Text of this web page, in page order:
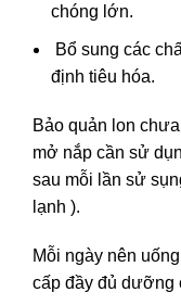
chóng lớn.
Bổ sung các
định tiêu hóa.
Bảo quản lon
mở nắp cần sử
sau mỗi lần sử
lạnh ).
Mỗi ngày nên
cấp đầy đủ dưỡng